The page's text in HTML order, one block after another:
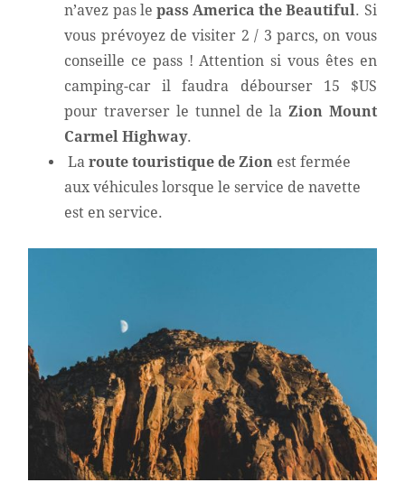
n’avez pas le pass America the Beautiful . Si
vous prévoyez de visiter 2 / 3 parcs, on vous
conseille ce pass ! Attention si vous êtes en
camping-car il faudra débourser 15 $US
pour traverser le tunnel de la Zion Mount
Carmel Highway.
Laroute touristique de Zion est fermée
aux véhicules lorsque le service de navette
est en service.